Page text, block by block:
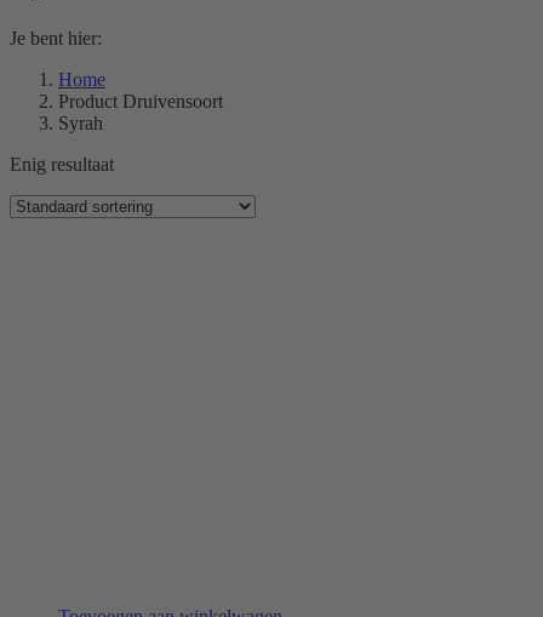
Je bent hier:
Home
Product Druivensoort
Syrah
Enig resultaat